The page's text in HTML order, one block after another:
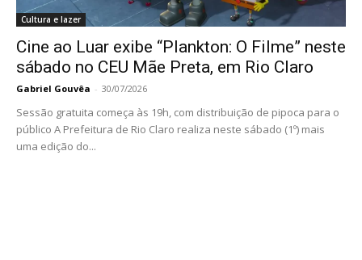
Cultura e lazer
Cine ao Luar exibe “Plankton: O Filme” neste
sábado no CEU Mãe Preta, em Rio Claro
Gabriel Gouvêa - 30/07/2026
Sessão gratuita começa às 19h, com distribuição de pipoca para o
público A Prefeitura de Rio Claro realiza neste sábado (1º) mais
uma edição do...